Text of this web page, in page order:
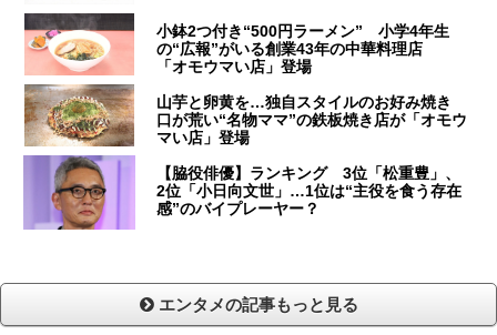
小鉢2つ付き“500円ラーメン” 小学4年生
の“広報”がいる創業43年の中華料理店
「オモウマい店」登場
山芋と卵黄を…独自スタイルのお好み焼き
口が荒い“名物ママ”の鉄板焼き店が「オモウ
マい店」登場
【脇役俳優】ランキング 3位「松重豊」、
2位「小日向文世」…1位は“主役を食う存在
感”のバイプレーヤー？
エンタメの記事もっと見る